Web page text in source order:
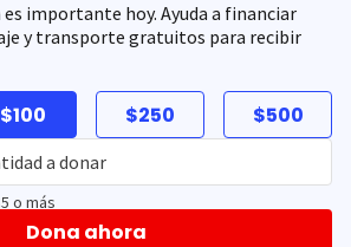
importante hoy. Ayuda a financiar
y transporte gratuitos para recibir
$100 $250 $500
o más
Dona ahora